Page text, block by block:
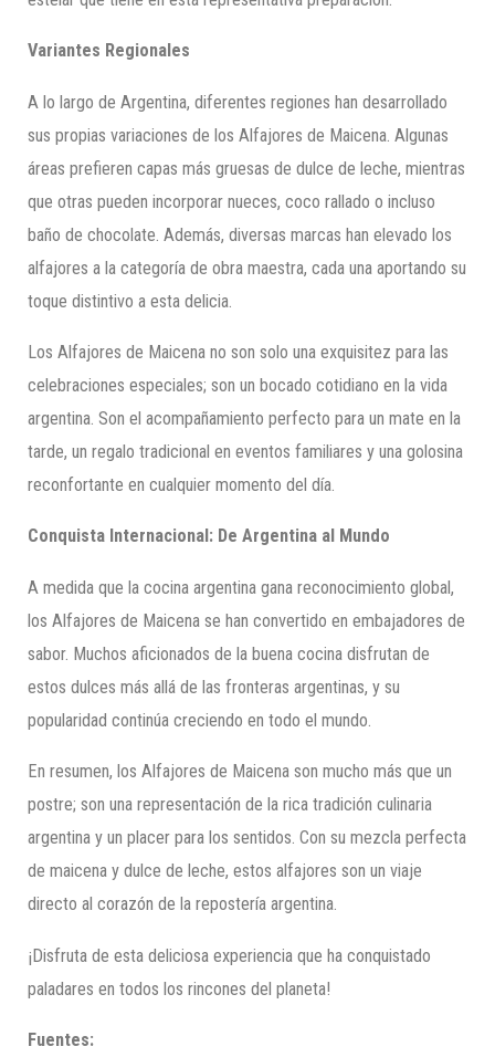
Variantes Regionales
A lo largo de Argentina, diferentes regiones han desarrollado
sus propias variaciones de los Alfajores de Maicena. Algunas
áreas prefieren capas más gruesas de dulce de leche, mientras
que otras pueden incorporar nueces, coco rallado o incluso
baño de chocolate. Además, diversas marcas han elevado los
alfajores a la categoría de obra maestra, cada una aportando su
toque distintivo a esta delicia.
Los Alfajores de Maicena no son solo una exquisitez para las
celebraciones especiales; son un bocado cotidiano en la vida
argentina. Son el acompañamiento perfecto para un mate en la
tarde, un regalo tradicional en eventos familiares y una golosina
reconfortante en cualquier momento del día.
Conquista Internacional: De Argentina al Mundo
A medida que la cocina argentina gana reconocimiento global,
los Alfajores de Maicena se han convertido en embajadores de
sabor. Muchos aficionados de la buena cocina disfrutan de
estos dulces más allá de las fronteras argentinas, y su
popularidad continúa creciendo en todo el mundo.
En resumen, los Alfajores de Maicena son mucho más que un
postre; son una representación de la rica tradición culinaria
argentina y un placer para los sentidos. Con su mezcla perfecta
de maicena y dulce de leche, estos alfajores son un viaje
directo al corazón de la repostería argentina.
¡Disfruta de esta deliciosa experiencia que ha conquistado
paladares en todos los rincones del planeta!
Fuentes: